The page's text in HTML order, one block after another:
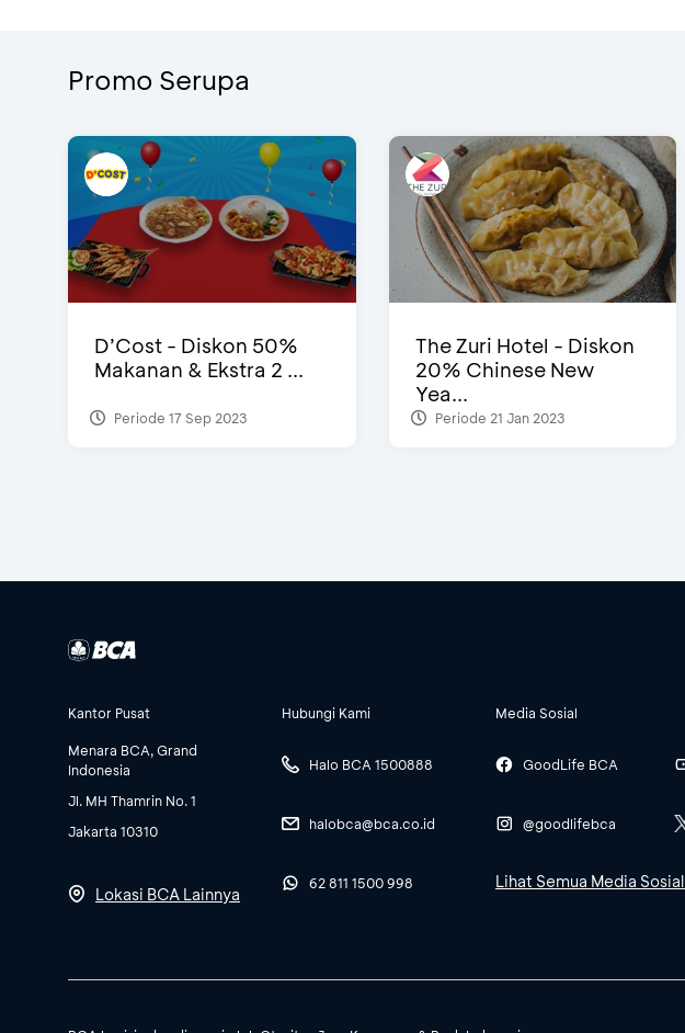
Promo Serupa
D’Cost - Diskon 50%
Makanan & Ekstra 2 ...
Periode 17 Sep 2023
The Zuri Hotel - Diskon
20% Chinese New
Yea...
Periode 21 Jan 2023
Kantor Pusat
Menara BCA, Grand
Indonesia
Jl. MH Thamrin No. 1
Jakarta 10310
Lokasi BCA Lainnya
Hubungi Kami
Halo BCA 1500888
halobca@bca.co.id
62 811 1500 998
Media Sosial
GoodLife BCA
@goodlifebca
Lihat Semua Media Sosial